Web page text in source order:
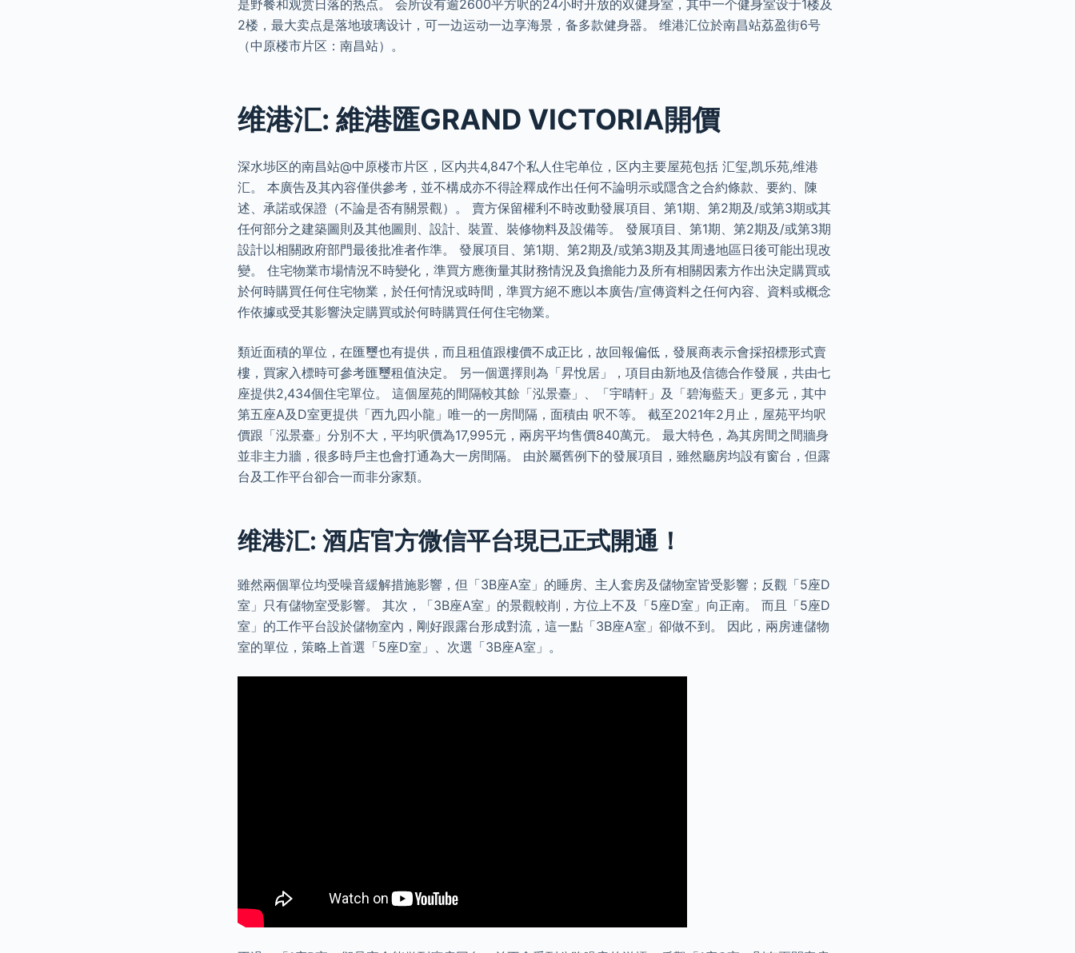
是野餐和观赏日落的热点。 会所设有逾2600平方呎的24小时开放的双健身室，其中一个健身室设于1楼及
2楼，最大卖点是落地玻璃设计，可一边运动一边享海景，备多款健身器。 维港汇位於南昌站荔盈街6号
（中原楼市片区：南昌站）。
维港汇: 維港匯GRAND VICTORIA開價
深水埗区的南昌站@中原楼市片区，区内共4,847个私人住宅单位，区内主要屋苑包括 汇玺,凯乐苑,维港
汇。 本廣告及其內容僅供參考，並不構成亦不得詮釋成作出任何不論明示或隱含之合約條款、要約、陳
述、承諾或保證（不論是否有關景觀）。 賣方保留權利不時改動發展項目、第1期、第2期及/或第3期或其
任何部分之建築圖則及其他圖則、設計、裝置、裝修物料及設備等。 發展項目、第1期、第2期及/或第3期
設計以相關政府部門最後批准者作準。 發展項目、第1期、第2期及/或第3期及其周邊地區日後可能出現改
變。 住宅物業市場情況不時變化，準買方應衡量其財務情況及負擔能力及所有相關因素方作出決定購買或
於何時購買任何住宅物業，於任何情況或時間，準買方絕不應以本廣告/宣傳資料之任何內容、資料或概念
作依據或受其影響決定購買或於何時購買任何住宅物業。
類近面積的單位，在匯璽也有提供，而且租值跟樓價不成正比，故回報偏低，發展商表示會採招標形式賣
樓，買家入標時可參考匯璽租值決定。 另一個選擇則為「昇悅居」，項目由新地及信德合作發展，共由七
座提供2,434個住宅單位。 這個屋苑的間隔較其餘「泓景臺」、「宇晴軒」及「碧海藍天」更多元，其中
第五座A及D室更提供「西九四小龍」唯一的一房間隔，面積由 呎不等。 截至2021年2月止，屋苑平均呎
價跟「泓景臺」分別不大，平均呎價為17,995元，兩房平均售價840萬元。 最大特色，為其房間之間牆身
並非主力牆，很多時戶主也會打通為大一房間隔。 由於屬舊例下的發展項目，雖然廳房均設有窗台，但露
台及工作平台卻合一而非分家類。
维港汇: 酒店官方微信平台現已正式開通！
雖然兩個單位均受噪音緩解措施影響，但「3B座A室」的睡房、主人套房及儲物室皆受影響；反觀「5座D
室」只有儲物室受影響。 其次，「3B座A室」的景觀較削，方位上不及「5座D室」向正南。 而且「5座D
室」的工作平台設於儲物室內，剛好跟露台形成對流，這一點「3B座A室」卻做不到。 因此，兩房連儲物
室的單位，策略上首選「5座D室」、次選「3B座A室」。